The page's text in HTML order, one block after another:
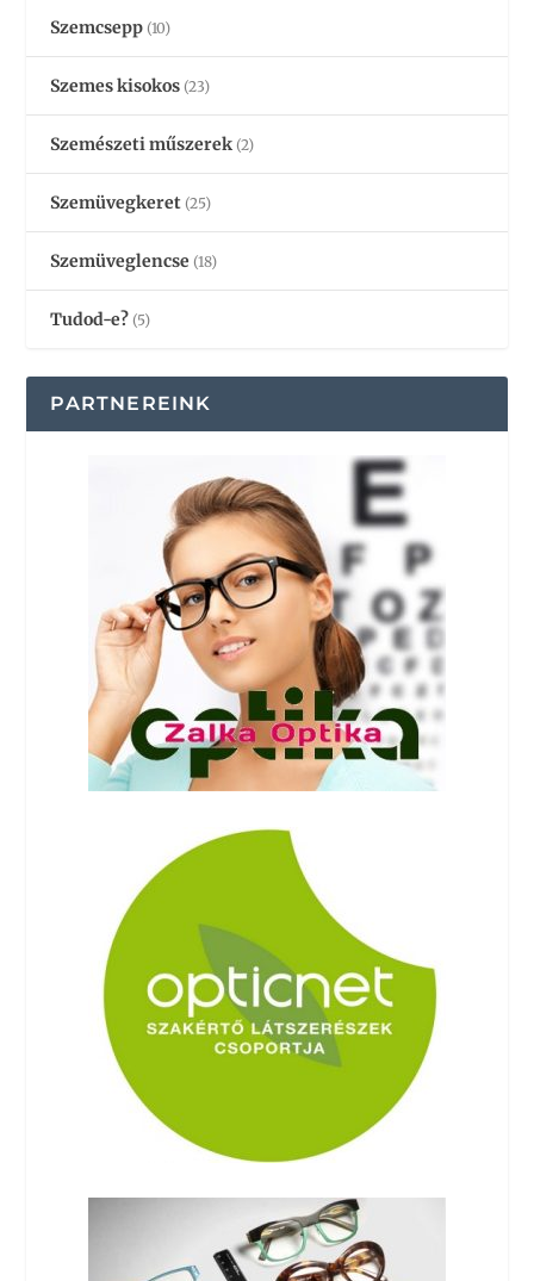
Szemcsepp (10)
Szemes kisokos (23)
Szemészeti műszerek (2)
Szemüvegkeret (25)
Szemüveglencse (18)
Tudod-e? (5)
PARTNEREINK